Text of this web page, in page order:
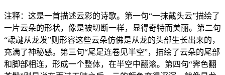
注释：这是一首描述云彩的诗歌。第一句“一抹截头云”描绘了
一片云朵的形状，像是被切断一样，显得奇特而美丽。第二句
“叆叇从龙发”则形容这些云朵仿佛是从龙的头部生长出来的，
充满了神秘感。第三句“尾足连卷见半空”，描绘了云朵的尾部
和脚部相连，形成一个整体，在半空中翻滚。第四句“霁色翻